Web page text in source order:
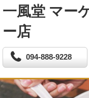
一風堂 マー
ー店
094-888-9228